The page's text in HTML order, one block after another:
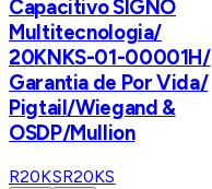
Capacitivo SIGNO
Multitecnologia/
20KNKS-01-00001H/
Garantia de Por Vida/
Pigtail/Wiegand &
OSDP/Mullion
R20KSR20KS